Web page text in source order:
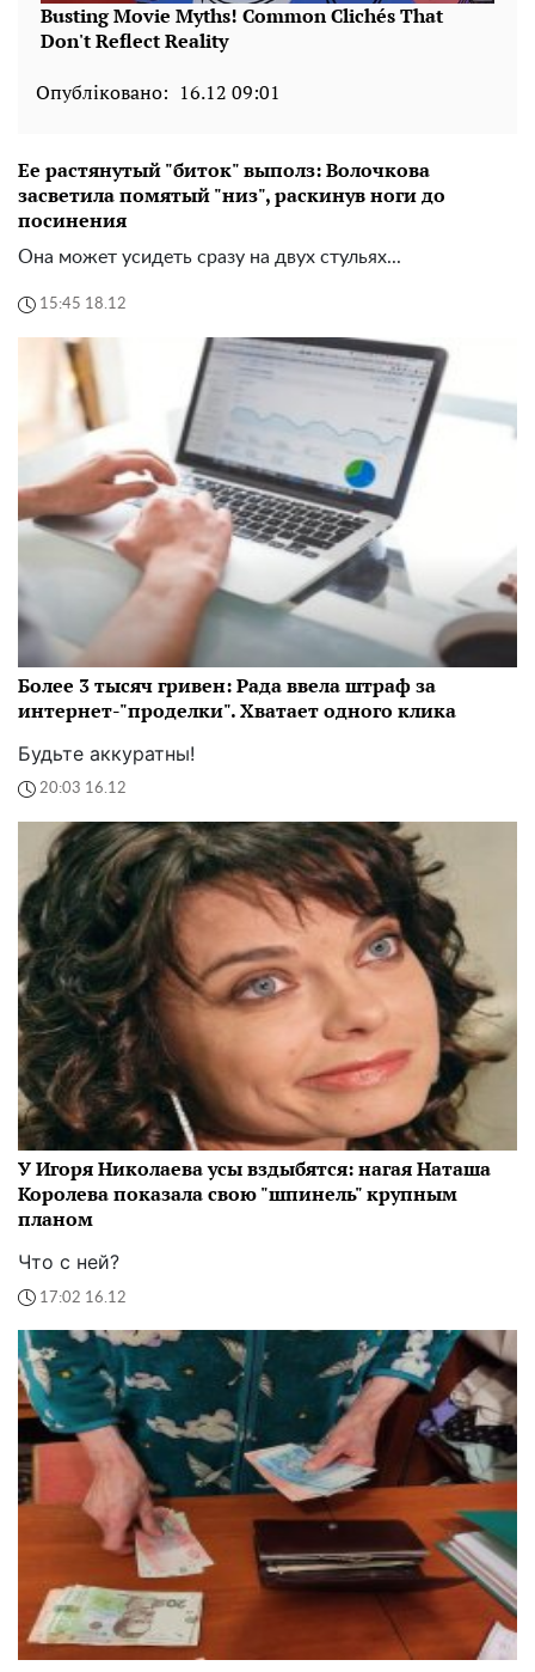
Опубліковано: 16.12 09:01
Ее растянутый "биток" выполз: Волочкова
засветила помятый "низ", раскинув ноги до
посинения
Она может усидеть сразу на двух стульях...
15:45 18.12
Более 3 тысяч гривен: Рада ввела штраф за
интернет-"проделки". Хватает одного клика
Будьте аккуратны!
20:03 16.12
У Игоря Николаева усы вздыбятся: нагая Наташа
Королева показала свою "шпинель" крупным
планом
Что с ней?
17:02 16.12